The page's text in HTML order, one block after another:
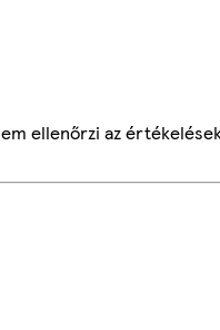
ellenőrzi az